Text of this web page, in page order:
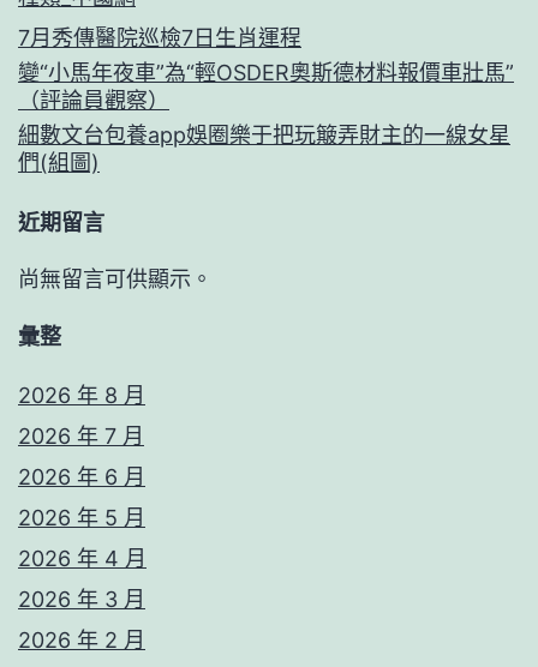
7月秀傳醫院巡檢7日生肖運程
變“小馬年夜車”為“輕OSDER奧斯德材料報價車壯馬”
（評論員觀察）
細數文台包養app娛圈樂于把玩簸弄財主的一線女星
們(組圖)
近期留言
尚無留言可供顯示。
彙整
2026 年 8 月
2026 年 7 月
2026 年 6 月
2026 年 5 月
2026 年 4 月
2026 年 3 月
2026 年 2 月